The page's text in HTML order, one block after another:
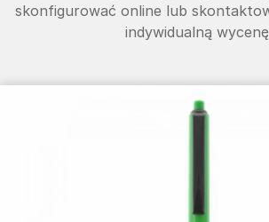
skonfigurować online lub
indywidualną